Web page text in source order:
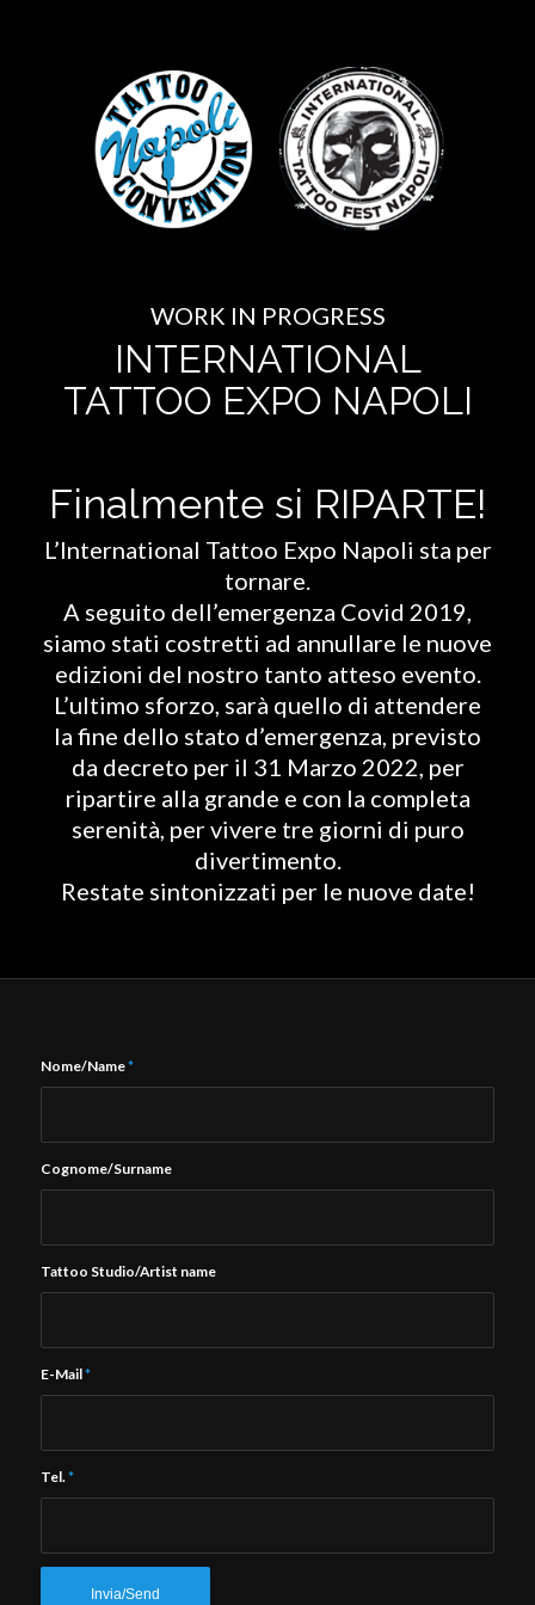
WORK IN PROGRESS
INTERNATIONAL
TATTOO EXPO NAPOLI
Finalmente si RIPARTE!
L’International Tattoo Expo Napoli sta per
tornare.
A seguito dell’emergenza Covid 2019,
siamo stati costretti ad annullare le nuove
edizioni del nostro tanto atteso evento.
L’ultimo sforzo, sarà quello di attendere
la fine dello stato d’emergenza, previsto
da decreto per il 31 Marzo 2022, per
ripartire alla grande e con la completa
serenità, per vivere tre giorni di puro
divertimento.
Restate sintonizzati per le nuove date!
Nome/Name*
Cognome/Surname
Tattoo Studio/Artist name
E-Mail*
Tel.*